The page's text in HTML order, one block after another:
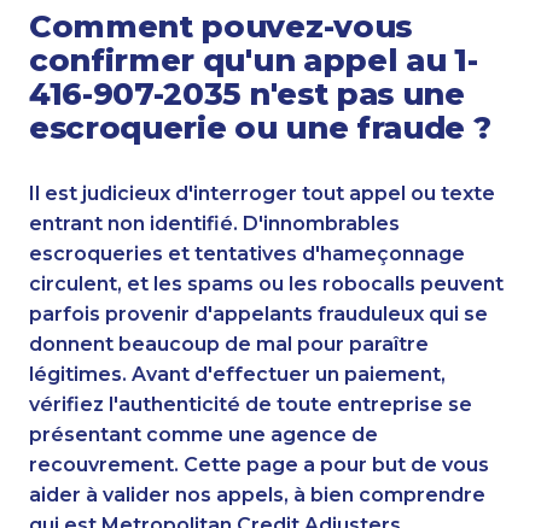
Comment pouvez-vous
confirmer qu'un appel au 1-
416-907-2035 n'est pas une
escroquerie ou une fraude ?
Il est judicieux d'interroger tout appel ou texte
entrant non identifié. D'innombrables
escroqueries et tentatives d'hameçonnage
circulent, et les spams ou les robocalls peuvent
parfois provenir d'appelants frauduleux qui se
donnent beaucoup de mal pour paraître
légitimes. Avant d'effectuer un paiement,
vérifiez l'authenticité de toute entreprise se
présentant comme une agence de
recouvrement. Cette page a pour but de vous
aider à valider nos appels, à bien comprendre